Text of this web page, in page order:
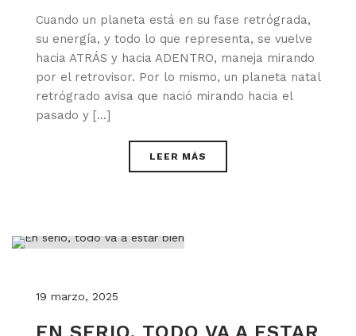
Cuando un planeta está en su fase retrógrada,
su energía, y todo lo que representa, se vuelve
hacia ATRÁS y hacia ADENTRO, maneja mirando
por el retrovisor. Por lo mismo, un planeta natal
retrógrado avisa que nació mirando hacia el
pasado y [...]
LEER MÁS
19 marzo, 2025